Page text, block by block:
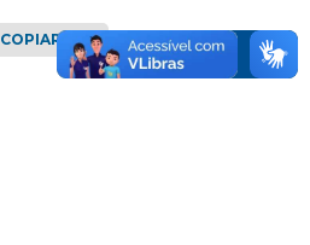
COPIAR LINK